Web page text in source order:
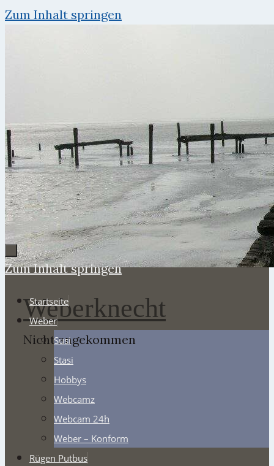
Zum Inhalt springen
Weberknecht
Nicht angekommen
Zum Inhalt springen
Startseite
Weber
Susi
Stasi
Hobbys
Webcamz
Webcam 24h
Weber – Konform
Rügen Putbus